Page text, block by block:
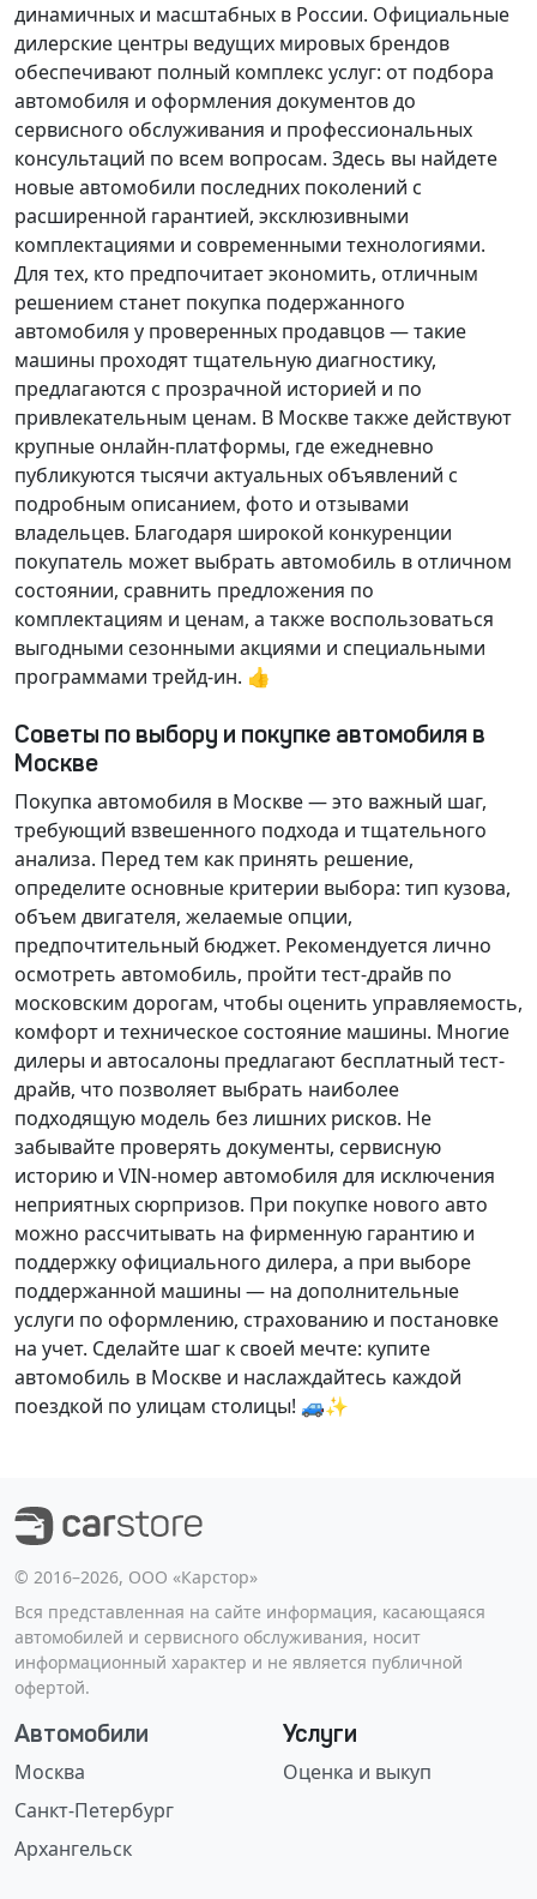
динамичных и масштабных в России. Официальные
дилерские центры ведущих мировых брендов
обеспечивают полный комплекс услуг: от подбора
автомобиля и оформления документов до
сервисного обслуживания и профессиональных
консультаций по всем вопросам. Здесь вы найдете
новые автомобили последних поколений с
расширенной гарантией, эксклюзивными
комплектациями и современными технологиями.
Для тех, кто предпочитает экономить, отличным
решением станет покупка подержанного
автомобиля у проверенных продавцов — такие
машины проходят тщательную диагностику,
предлагаются с прозрачной историей и по
привлекательным ценам. В Москве также действуют
крупные онлайн-платформы, где ежедневно
публикуются тысячи актуальных объявлений с
подробным описанием, фото и отзывами
владельцев. Благодаря широкой конкуренции
покупатель может выбрать автомобиль в отличном
состоянии, сравнить предложения по
комплектациям и ценам, а также воспользоваться
выгодными сезонными акциями и специальными
программами трейд-ин. 👍
Советы по выбору и покупке автомобиля в
Москве
Покупка автомобиля в Москве — это важный шаг,
требующий взвешенного подхода и тщательного
анализа. Перед тем как принять решение,
определите основные критерии выбора: тип кузова,
объем двигателя, желаемые опции,
предпочтительный бюджет. Рекомендуется лично
осмотреть автомобиль, пройти тест-драйв по
московским дорогам, чтобы оценить управляемость,
комфорт и техническое состояние машины. Многие
дилеры и автосалоны предлагают бесплатный тест-
драйв, что позволяет выбрать наиболее
подходящую модель без лишних рисков. Не
забывайте проверять документы, сервисную
историю и VIN-номер автомобиля для исключения
неприятных сюрпризов. При покупке нового авто
можно рассчитывать на фирменную гарантию и
поддержку официального дилера, а при выборе
поддержанной машины — на дополнительные
услуги по оформлению, страхованию и постановке
на учет. Сделайте шаг к своей мечте: купите
автомобиль в Москве и наслаждайтесь каждой
поездкой по улицам столицы! 🚙✨
©️ 2016–2026, ООО «Карстор»
Вся представленная на сайте информация, касающаяся
автомобилей и сервисного обслуживания, носит
информационный характер и не является публичной
офертой.
Автомобили
Москва
Санкт-Петербург
Архангельск
Услуги
Оценка и выкуп